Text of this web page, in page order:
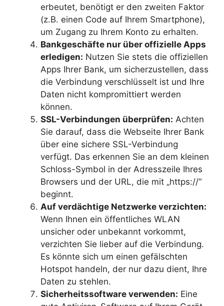
erbeutet, benötigt er den zweiten Faktor
(z.B. einen Code auf Ihrem Smartphone),
um Zugang zu Ihrem Konto zu erhalten.
Bankgeschäfte nur über offizielle Apps
erledigen: Nutzen Sie stets die offiziellen
Apps Ihrer Bank, um sicherzustellen, dass
die Verbindung verschlüsselt ist und Ihre
Daten nicht kompromittiert werden
können.
SSL-Verbindungen überprüfen: Achten
Sie darauf, dass die Webseite Ihrer Bank
über eine sichere SSL-Verbindung
verfügt. Das erkennen Sie an dem kleinen
Schloss-Symbol in der Adresszeile Ihres
Browsers und der URL, die mit „https://“
beginnt.
Auf verdächtige Netzwerke verzichten:
Wenn Ihnen ein öffentliches WLAN
unsicher oder unbekannt vorkommt,
verzichten Sie lieber auf die Verbindung.
Es könnte sich um einen gefälschten
Hotspot handeln, der nur dazu dient, Ihre
Daten zu stehlen.
Sicherheitssoftware verwenden: Eine